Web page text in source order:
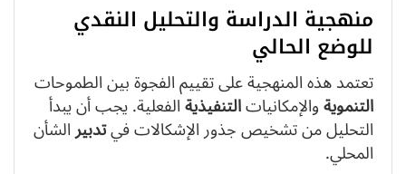
منهجية الدراسة والتحليل النقدي
للوضع الحالي
تعتمد هذه المنهجية على تقييم الفجوة بين الطموحات
التنمويةوالإمكانياتالتنفيذيةالفعلية. يجب أن يبدأ
التحليل من تشخيص جذور الإشكالات فيتدبيرالشأن
المحلي.